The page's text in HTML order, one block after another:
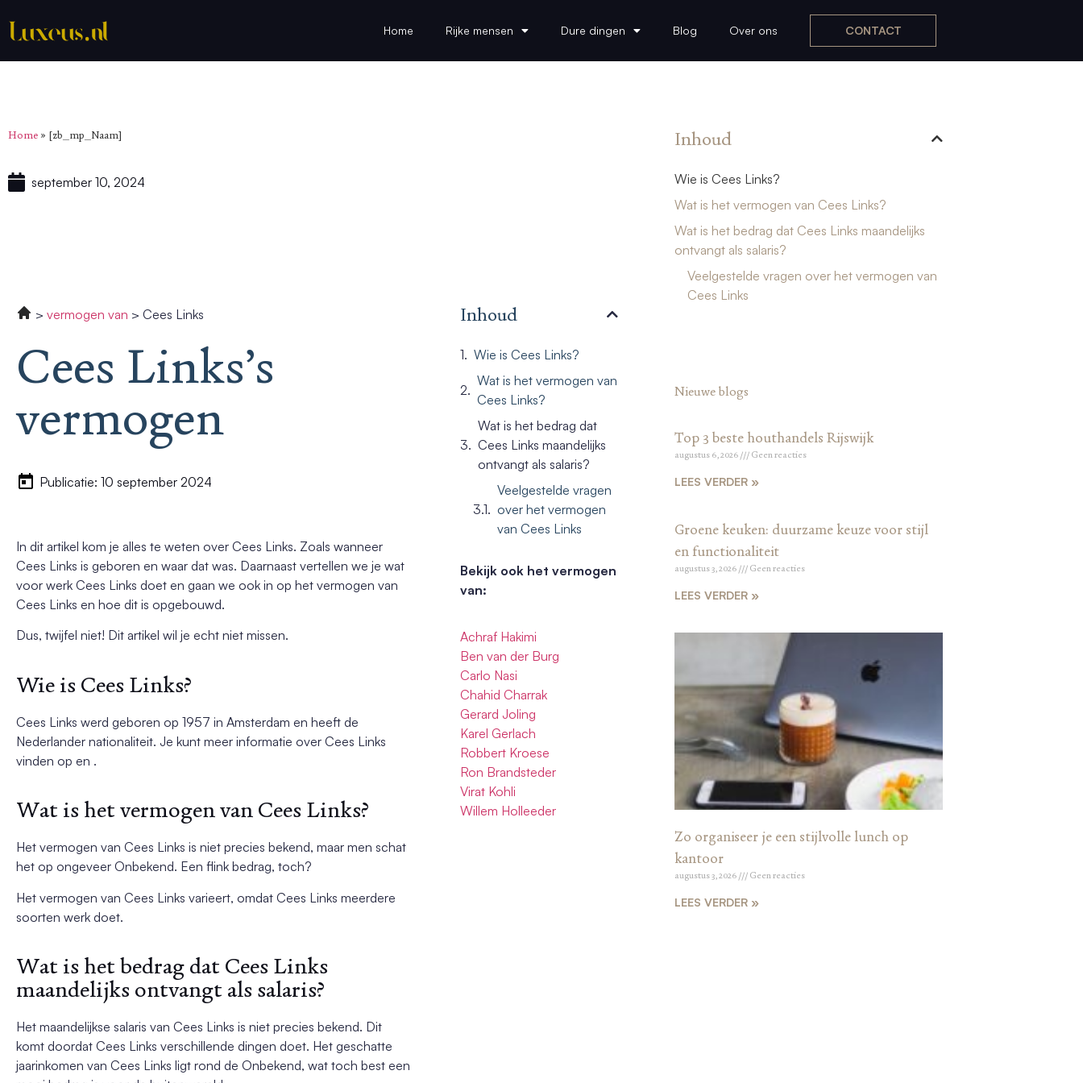
Home Rijke mensen Dure dingen Blog Over ons CONTACT
Home » [zb_mp_Naam]
september 10, 2024
vermogen van Cees Links
Cees Links’s
vermogen
Publicatie: 10 september 2024
In dit artikel kom je alles te weten over Cees Links. Zoals wanneer
Cees Links is geboren en waar dat was. Daarnaast vertellen we je wat
voor werk Cees Links doet en gaan we ook in op het vermogen van
Cees Links en hoe dit is opgebouwd.
Dus, twijfel niet! Dit artikel wil je echt niet missen.
Wie is Cees Links?
Cees Links werd geboren op 1957 in Amsterdam en heeft de
Nederlander nationaliteit. Je kunt meer informatie over Cees Links
vinden op en .
Wat is het vermogen van Cees Links?
Het vermogen van Cees Links is niet precies bekend, maar men schat
het op ongeveer Onbekend. Een flink bedrag, toch?
Het vermogen van Cees Links varieert, omdat Cees Links meerdere
soorten werk doet.
Wat is het bedrag dat Cees Links
maandelijks ontvangt als salaris?
Het maandelijkse salaris van Cees Links is niet precies bekend. Dit
komt doordat Cees Links verschillende dingen doet. Het geschatte
jaarinkomen van Cees Links ligt rond de Onbekend, wat toch best een
Inhoud
Wie is Cees Links?
Wat is het vermogen van
Cees Links?
Wat is het bedrag dat
Cees Links maandelijks
ontvangt als salaris?
Veelgestelde vragen
over het vermogen
van Cees Links
Bekijk ook het vermogen
van:
Achraf Hakimi
Ben van der Burg
Carlo Nasi
Chahid Charrak
Gerard Joling
Karel Gerlach
Robbert Kroese
Ron Brandsteder
Virat Kohli
Willem Holleeder
Inhoud
Wie is Cees Links?
Wat is het vermogen van Cees Links?
Wat is het bedrag dat Cees Links maandelijks
ontvangt als salaris?
Veelgestelde vragen over het vermogen van
Cees Links
Nieuwe blogs
Top 3 beste houthandels Rijswijk
augustus 6, 2026 Geen reacties
LEES VERDER »
Groene keuken: duurzame keuze voor stijl
en functionaliteit
augustus 3, 2026 Geen reacties
LEES VERDER »
Zo organiseer je een stijlvolle lunch op
kantoor
augustus 3, 2026 Geen reacties
LEES VERDER »